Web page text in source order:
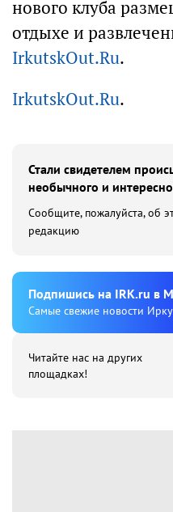
нового клуба
отдыхе и
IrkutskOut.Ru.
IrkutskOut.Ru.
Стали свидетелем
необычного и
Сообщите, пожалуйста, об
редакцию
Подпишиcь на IRK.ru в
Cамые свежие новости
Читайте нас на других
площадках!